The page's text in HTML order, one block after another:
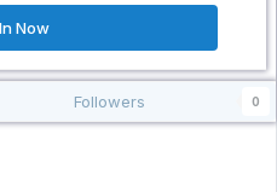
Now
Followers 0